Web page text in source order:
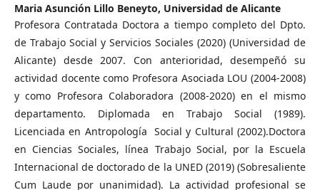
Maria Asunción Lillo Beneyto, Universidad de Alicante
Profesora Contratada Doctora a tiempo completo del Dpto.
de Trabajo Social y Servicios Sociales (2020) (Universidad de
Alicante) desde 2007. Con anterioridad, desempeñó su
actividad docente como Profesora Asociada LOU (2004-2008)
y como Profesora Colaboradora (2008-2020) en el mismo
departamento. Diplomada en Trabajo Social (1989).
Licenciada en Antropología Social y Cultural (2002).Doctora
en Ciencias Sociales, línea Trabajo Social, por la Escuela
Internacional de doctorado de la UNED (2019) (Sobresaliente
Cum Laude por unanimidad). La actividad profesional se